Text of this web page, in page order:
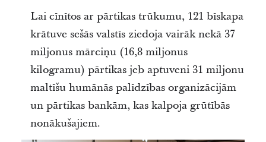
Lai cīnītos ar pārtikas trūkumu, 121 bīskapa
krātuve sešās valstīs ziedoja vairāk nekā 37
miljonus mārciņu (16,8 miljonus
kilogramu) pārtikas jeb aptuveni 31 miljonu
maltīšu humānās palīdzības organizācijām
un pārtikas bankām, kas kalpoja grūtībās
nonākušajiem.